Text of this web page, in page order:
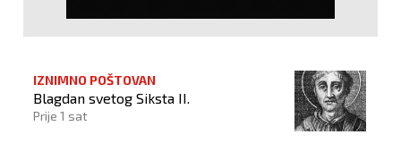
IZNIMNO POŠTOVAN
Blagdan svetog Siksta II.
Prije 1 sat